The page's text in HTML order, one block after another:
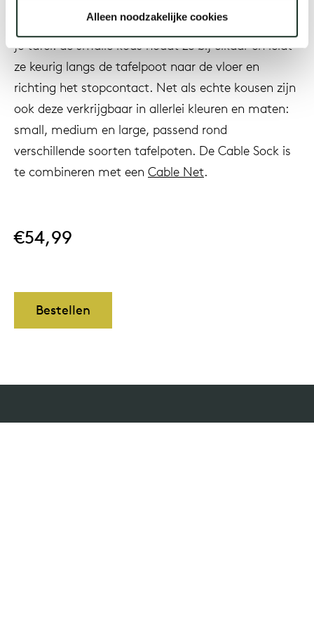
Alleen noodzakelijke cookies
mooie oplossing voor de wildgroei aan kabels rond
je tafel: de smalle kous houdt ze bij elkaar en leidt
ze keurig langs de tafelpoot naar de vloer en
richting het stopcontact. Net als echte kousen zijn
ook deze verkrijgbaar in allerlei kleuren en maten:
small, medium en large, passend rond
verschillende soorten tafelpoten. De Cable Sock is
te combineren met een Cable Net.
€54,99
Bestellen